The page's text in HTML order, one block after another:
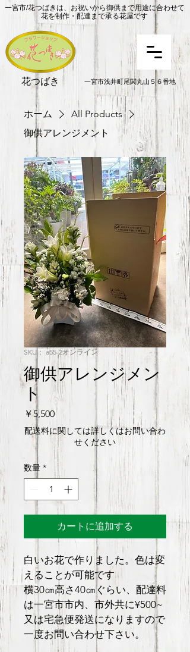
花つばき 一宮市浅井町尾関丸山５６番地
一宮市/花つばきは、お祝いから御供まで用途に合わせて
花を制作・配達まで承る花屋です
ホーム
All Products
御供アレンジメント
SKU： a55-2オンライン
御供アレンジメン
ト
￥5,500価
格
配送料に関しては詳しくはお問い合わ
せください
数量 *
カートに追加する
白いお花で作りました。色は変
えることが可能です
横30㎝高さ40㎝ぐらい、配達料
は一宮市市内、市外共に¥500~
又は宅急便発送になりますので
一度お問い合わせ下さい。